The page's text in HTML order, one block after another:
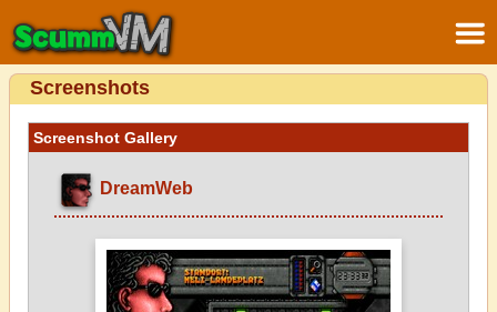
Screenshots
Screenshot Gallery
DreamWeb